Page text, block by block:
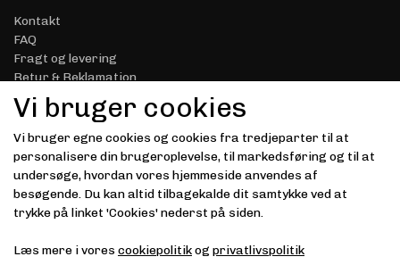
Kontakt
FAQ
Fragt og levering
Retur & Reklamation
Handelsbetingelser
Datasikkerhed & Privatliv
Gavekort
Om Driver.dk
Kunde login
Modtag vores nyhedsbrev via e-mail
Vi bruger cookies
Vi bruger egne cookies og cookies fra tredjeparter til at
personalisere din brugeroplevelse, til markedsføring og til at
undersøge, hvordan vores hjemmeside anvendes af
besøgende. Du kan altid tilbagekalde dit samtykke ved at
trykke på linket 'Cookies' nederst på siden.
Læs mere i vores cookiepolitikog privatlivspolitik